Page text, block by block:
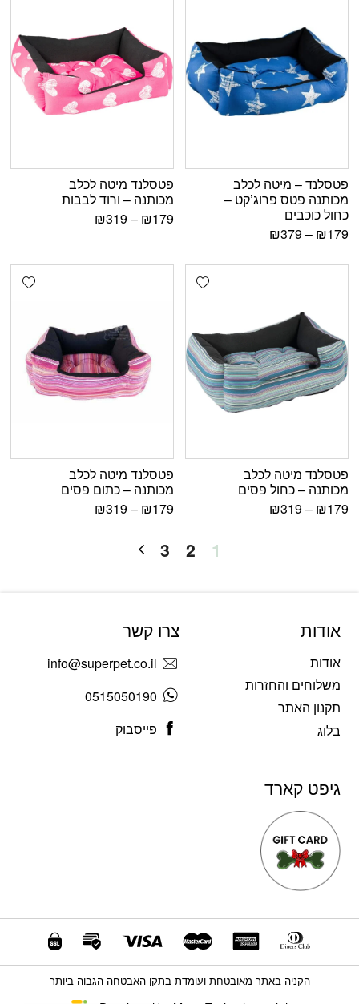
פטסלנד – מיטה לכלב
מכותנה פטס פרוג’קט –
כחול כוכבים
₪179
–
₪379
פטסלנד מיטה לכלב
מכותנה – ורוד לבבות
₪179
–
₪319
Add wishlist
פטסלנד מיטה לכלב
מכותנה – כחול פסים
₪179
–
₪319
פטסלנד מיטה לכלב
מכותנה – כתום פסים
₪179
–
₪319
1
2
3
אודות
אודות
משלוחים והחזרות
תקנון האתר
בלוג
צרו קשר
info@superpet.co.il
0515050190
פייסבוק
גיפט קארד
הקניה באתר מאובטחת ועומדת בתקן האבטחה הגבוה ביותר